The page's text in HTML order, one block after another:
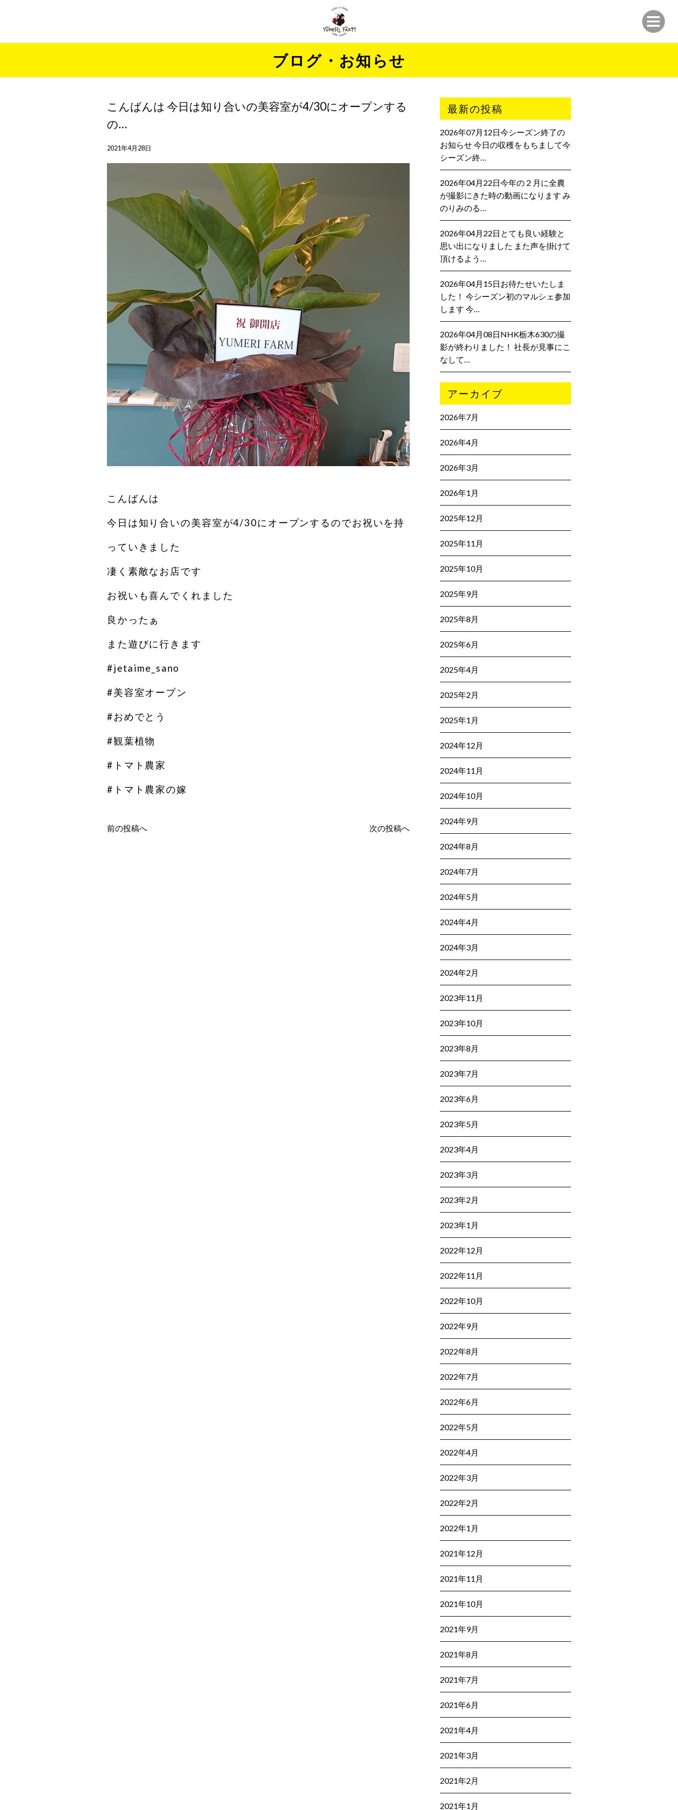
ブログ・お知らせ
こんばんは 今日は知り合いの美容室が4/30にオープンする
の…
2021年4月28日
こんばんは
今日は知り合いの美容室が4/30にオープンするのでお祝いを持
っていきました️
凄く素敵なお店です️
お祝いも喜んでくれました
良かったぁ
また遊びに行きます
#jetaime_sano
#美容室オープン
#おめでとう
#観葉植物
#トマト農家
#トマト農家の嫁
前の投稿へ 次の投稿へ
最新の投稿
2026年07月12日今シーズン終了の
お知らせ 今日の収穫をもちまして今
シーズン終…
2026年04月22日今年の２月に全農
が撮影にきた時の動画になります み
のりみのる…
2026年04月22日とても良い経験と
思い出になりました また声を掛けて
頂けるよう…
2026年04月15日お待たせいたしま
した！ 今シーズン初のマルシェ参加
します 今…
2026年04月08日NHK栃木630の撮
影が終わりました！ 社長が見事にこ
なして…
アーカイブ
2026年7月
2026年4月
2026年3月
2026年1月
2025年12月
2025年11月
2025年10月
2025年9月
2025年8月
2025年6月
2025年4月
2025年2月
2025年1月
2024年12月
2024年11月
2024年10月
2024年9月
2024年8月
2024年7月
2024年5月
2024年4月
2024年3月
2024年2月
2023年11月
2023年10月
2023年8月
2023年7月
2023年6月
2023年5月
2023年4月
2023年3月
2023年2月
2023年1月
2022年12月
2022年11月
2022年10月
2022年9月
2022年8月
2022年7月
2022年6月
2022年5月
2022年4月
2022年3月
2022年2月
2022年1月
2021年12月
2021年11月
2021年10月
2021年9月
2021年8月
2021年7月
2021年6月
2021年4月
2021年3月
2021年2月
2021年1月